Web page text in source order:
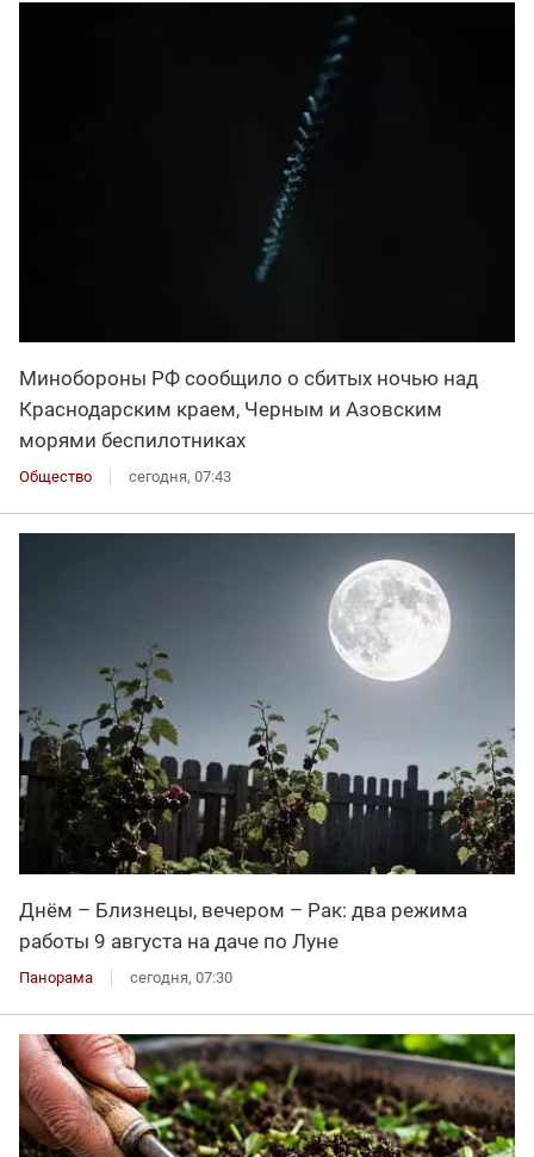
Минобороны РФ сообщило о сбитых ночью над
Краснодарским краем, Черным и Азовским
морями беспилотниках
Общество сегодня, 07:43
Днём – Близнецы, вечером – Рак: два режима
работы 9 августа на даче по Луне
Панорама сегодня, 07:30